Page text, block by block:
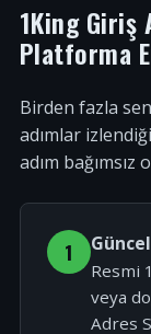
1King Giriş
Platforma
Birden fazla
adımlar
adım bağımsız
1
Resmi
veya
Adres